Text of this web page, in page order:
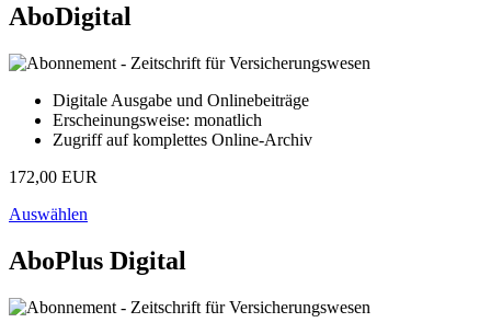
AboDigital
Digitale Ausgabe und Onlinebeiträge
Erscheinungsweise: monatlich
Zugriff auf komplettes Online-Archiv
172,00 EUR
Auswählen
AboPlus Digital